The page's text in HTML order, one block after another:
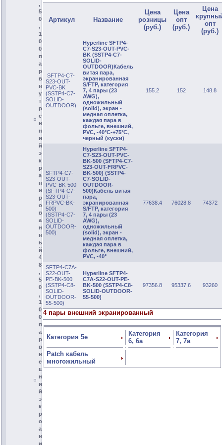
,
5
0
,
1
0
0
п
а
р
в
н
у
т
р
е
н
н
и
й
э
к
р
а
н
и
р
о
в
а
н
н
ы
й
4
8
,
5
0
,
1
0
0
п
а
р
в
н
е
ш
н
и
й
э
к
р
о
а
н
и
Артикул Название
Цена
розницы
(руб.)
Цена
опт
(руб.)
Цена
опт
(руб.)
SFTP4-C7-
S23-OUT-
PVC-BK
(SSTP4-C7-
SOLID-
OUTDOOR)
Hyperline SFTP4-
C7-S23-OUT-PVC-
BK (SSTP4-C7-
SOLID-
OUTDOOR)Кабель
витая пара,
экранированная
S/FTP, категория
7, 4 пары (23
AWG),
одножильный
(solid), экран -
медная оплетка,
каждая пара в
фольге, внешний,
PVC, -40°C-+75°C,
черный (куски)
155.2 152 148.8
SFTP4-C7-
S23-OUT-
PVC-BK-500
(SFTP4-C7-
S23-OUT-
FRPVC-BK-
500)
(SSTP4-C7-
SOLID-
OUTDOOR-
500)
Hyperline SFTP4-
C7-S23-OUT-PVC-
BK-500 (SFTP4-C7-
S23-OUT-FRPVC-
BK-500) (SSTP4-
C7-SOLID-
OUTDOOR-
500)Кабель витая
пара,
экранированная
S/FTP, категория
7, 4 пары (23
AWG),
одножильный
(solid), экран -
медная оплетка,
каждая пара в
фольге, внешний,
PVC, -40°
77638.4 76028.8 74372
SFTP4-C7A-
S22-OUT-
PE-BK-500
(SSTP4-C8-
SOLID-
OUTDOOR-
55-500)
Hyperline SFTP4-
C7A-S22-OUT-PE-
BK-500 (SSTP4-C8-
SOLID-OUTDOOR-
55-500)
97356.8 95337.6 93260
4 пары внешний экранированный
Категория 5е
Категория
6, 6а
Категория
7, 7а
Patch кабель
многожильный